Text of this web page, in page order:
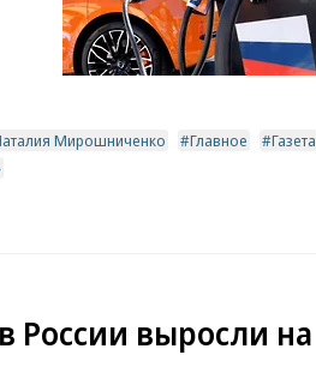
Мирошниченко Главное
Газета
России выросли на